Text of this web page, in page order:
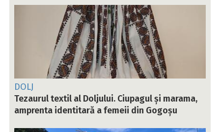
DOLJ
Tezaurul textil al Doljului. Ciupagul și marama,
amprenta identitară a femeii din Gogoșu